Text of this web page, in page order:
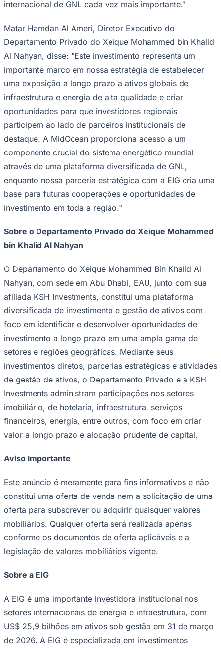
Corinthians
internacional de GNL cada vez mais importante."
Matar Hamdan Al Ameri, Diretor Executivo do
Departamento Privado do Xeique Mohammed bin Khalid
Al Nahyan, disse: "Este investimento representa um
importante marco em nossa estratégia de estabelecer
uma exposição a longo prazo a ativos globais de
infraestrutura e energia de alta qualidade e criar
oportunidades para que investidores regionais
participem ao lado de parceiros institucionais de
destaque. A MidOcean proporciona acesso a um
componente crucial do sistema energético mundial
através de uma plataforma diversificada de GNL,
enquanto nossa parceria estratégica com a EIG cria uma
base para futuras cooperações e oportunidades de
investimento em toda a região."
Sobre o Departamento Privado do Xeique Mohammed
bin Khalid Al Nahyan
O Departamento do Xeique Mohammed Bin Khalid Al
Nahyan, com sede em Abu Dhabi, EAU, junto com sua
afiliada KSH Investments, constitui uma plataforma
diversificada de investimento e gestão de ativos com
foco em identificar e desenvolver oportunidades de
investimento a longo prazo em uma ampla gama de
setores e regiões geográficas. Mediante seus
investimentos diretos, parcerias estratégicas e atividades
de gestão de ativos, o Departamento Privado e a KSH
Investments administram participações nos setores
imobiliário, de hotelaria, infraestrutura, serviços
financeiros, energia, entre outros, com foco em criar
valor a longo prazo e alocação prudente de capital.
Aviso importante
Este anúncio é meramente para fins informativos e não
constitui uma oferta de venda nem a solicitação de uma
oferta para subscrever ou adquirir quaisquer valores
mobiliários. Qualquer oferta será realizada apenas
conforme os documentos de oferta aplicáveis ​​e a
legislação de valores mobiliários vigente.
Sobre a EIG
A EIG é uma importante investidora institucional nos
setores internacionais de energia e infraestrutura, com
US$ 25,9 bilhões em ativos sob gestão em 31 de março
de 2026. A EIG é especializada em investimentos